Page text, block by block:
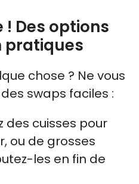
! Des options
pratiques
chose ? Ne vous
swaps faciles :
des cuisses pour
ou de grosses
les en fin de